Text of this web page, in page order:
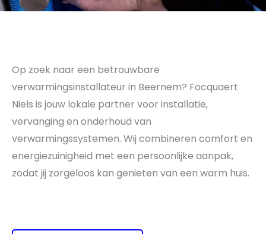
Op zoek naar een betrouwbare
verwarmingsinstallateur in Beernem? Focquaert
Niels is jouw lokale partner voor installatie,
vervanging en onderhoud van
verwarmingssystemen. Wij combineren comfort en
energiezuinigheid met een persoonlijke aanpak,
zodat jij zorgeloos kan genieten van een warm huis.